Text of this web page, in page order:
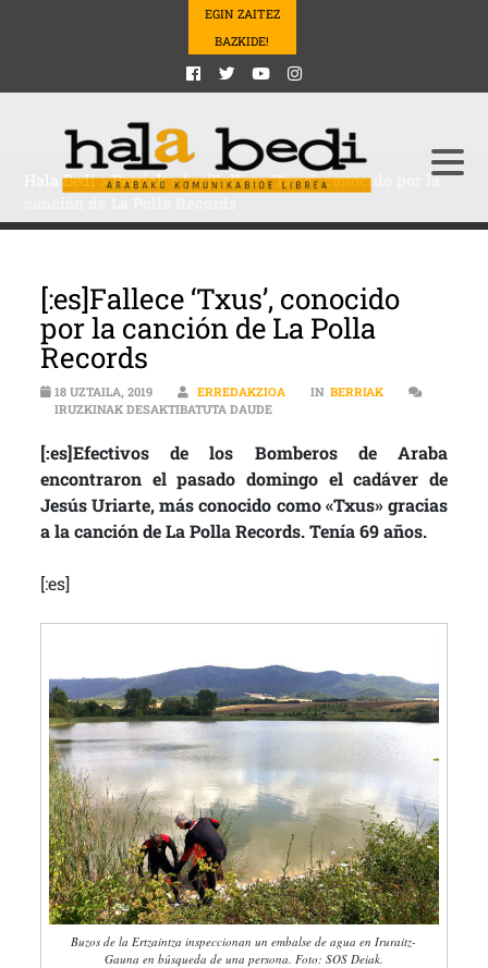
EGIN ZAITEZ
BAZKIDE!
Hala Bedi>Berriak>[:es]Fallece ‘Txus’, conocido por la
[:es]Fallece ‘Txus’, conocido
por la canción de La Polla
Records
18 UZTAILA, 2019 ERREDAKZIOA IN BERRIAK
IRUZKINAK DESAKTIBATUTA DAUDE[:ES]FALLECE ‘TXUS’, CONOCIDO
[:es]Efectivos de los Bomberos de Araba
encontraron el pasado domingo el cadáver de
Jesús Uriarte, más conocido como «Txus» gracias
a la canción de La Polla Records. Tenía 69 años.
[:es]
Buzos de la Ertzaintza inspeccionan un embalse de agua en Iruraitz-
Gauna en búsqueda de una persona. Foto: SOS Deiak.